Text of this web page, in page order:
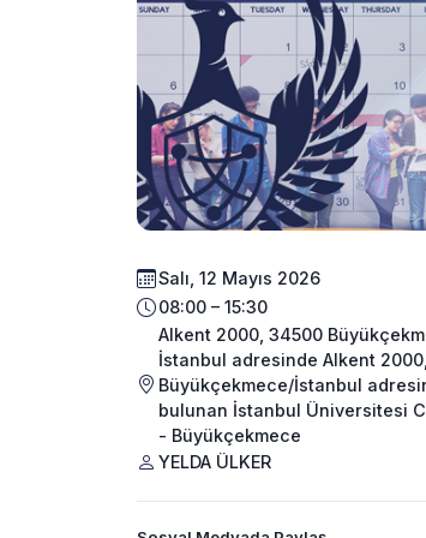
Salı, 12 Mayıs 2026
08:00 – 15:30
Alkent 2000, 34500
İstanbul adresinde Alkent
Büyükçekmece/İstanbul
bulunan İstanbul Üniversitesi
- Büyükçekmece
YELDA ÜLKER